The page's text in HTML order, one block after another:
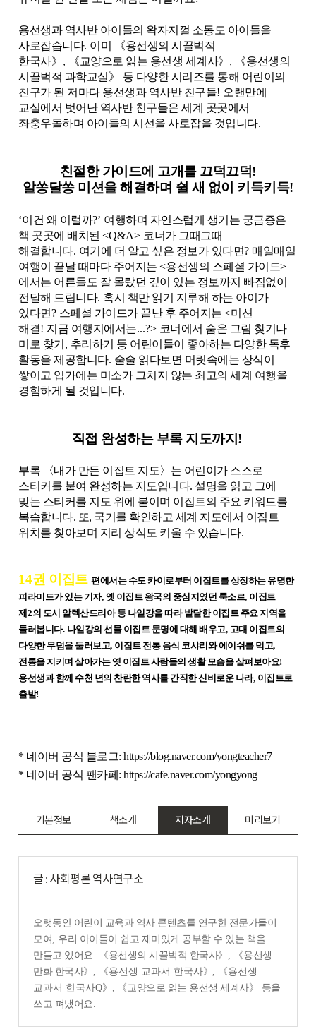
용선생과 역사반 아이들의 왁자지껄 소동도 아이들을
사로잡습니다. 이미 《용선생의 시끌벅적
한국사》 , 《교양으로 읽는 용선생 세계사》 , 《용선생의
시끌벅적 과학교실》 등 다양한 시리즈를 통해 어린이의
친구가 된 저마다 용선생과 역사반 친구들! 오랜만에
교실에서 벗어난 역사반 친구들은 세계 곳곳에서
좌충우돌하며 아이들의 시선을 사로잡을 것입니다.
친절한 가이드에 고개를 끄덕끄덕!
알쏭달쏭 미션을 해결하며 쉴 새 없이 키득키득!
‘이건 왜 이럴까?’ 여행하며 자연스럽게 생기는 궁금증은
책 곳곳에 배치된<Q&A> 코너가 그때그때
해결합니다. 여기에 더 알고 싶은 정보가 있다면? 매일매일
여행이 끝날 때마다 주어지는<용선생의 스페셜 가이드>
에서는 어른들도 잘 몰랐던 깊이 있는 정보까지 빠짐없이
전달해 드립니다. 혹시 책만 읽기 지루해 하는 아이가
있다면? 스페셜 가이드가 끝난 후 주어지는<미션
해결! 지금 여행지에서는...?> 코너에서 숨은 그림 찾기나
미로 찾기 , 추리하기 등 어린이들이 좋아하는 다양한 독후
활동을 제공합니다. 술술 읽다보면 머릿속에는 상식이
쌓이고 입가에는 미소가 그치지 않는 최고의 세계 여행을
경험하게 될 것입니다.
직접 완성하는 부록 지도까지 !
부록 〈내가 만든 이집트 지도〉는 어린이가 스스로
스티커를 붙여 완성하는 지도입니다. 설명을 읽고 그에
맞는 스티커를 지도 위에 붙이며 이집트의 주요 키워드를
복습합니다. 또, 국기를 확인하고 세계 지도에서 이집트
위치를 찾아보며 지리 상식도 키울 수 있습니다.
14권 이집트편에서는 수도 카이로부터 이집트를 상징하는 유명한
피라미드가 있는 기자, 옛 이집트 왕국의 중심지였던 룩소르, 이집트
제2의 도시 알렉산드리아 등 나일강을 따라 발달한 이집트 주요 지역을
둘러봅니다. 나일강의 선물 이집트 문명에 대해 배우고, 고대 이집트의
다양한 무덤을 둘러보고, 이집트 전통 음식 코샤리와 에이쉬를 먹고,
전통을 지키며 살아가는 옛 이집트 사람들의 생활 모습을 살펴보아요!
용선생과 함께 수천 년의 찬란한 역사를 간직한 신비로운 나라, 이집트로
출발!
* 네이버 공식 블로그:https://blog.naver.com/yongteacher7
* 네이버 공식 팬카페:https://cafe.naver.com/yongyong
기본정보 책소개 저자소개 미리보기
글 : 사회평론 역사연구소
오랫동안 어린이 교육과 역사 콘텐츠를 연구한 전문가들이
모여
우리 아이들이 쉽고 재미있게 공부할 수 있는 책을
만들고 있어요
《용선생의 시끌벅적 한국사》 《용선생
만화 한국사》 《용선생 교과서 한국사》 《용선생
교과서 한국사Q》, 《 교양으로 읽는 용선생 세계사》 등을
쓰고 펴냈어요